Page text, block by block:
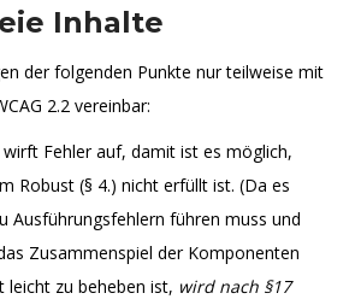
Inhalte
der folgenden Punkte nur teilweise mit
2.2 vereinbar:
Fehler auf, damit ist es möglich,
Robust (§ 4.) nicht erfüllt ist. (Da es
Ausführungsfehlern führen muss und
Zusammenspiel der Komponenten
leicht zu beheben ist, wird nach §17